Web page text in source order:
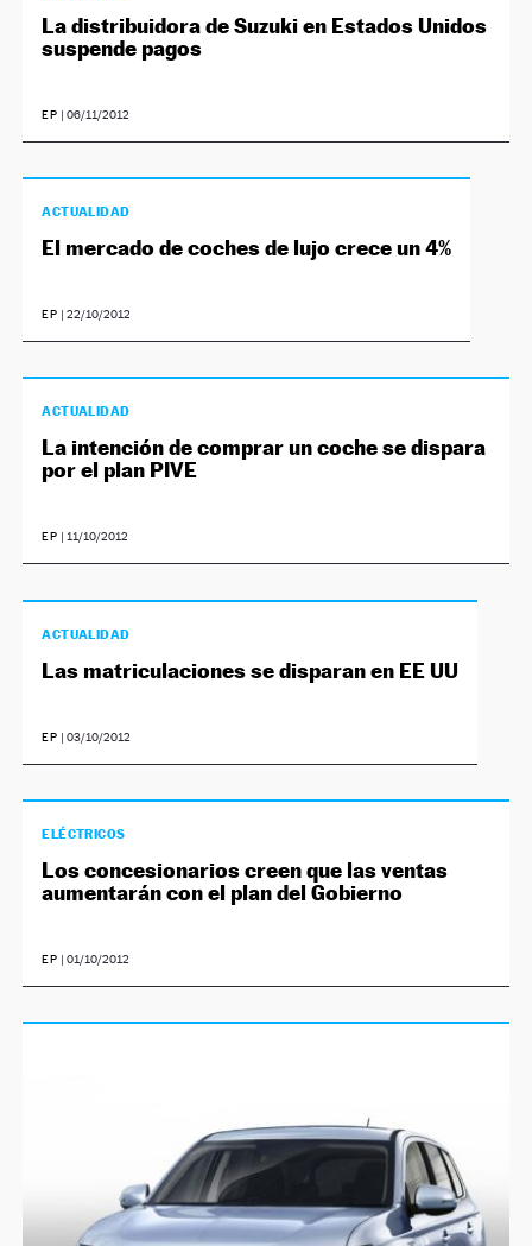
La distribuidora de Suzuki en Estados Unidos
suspende pagos
EP | 06/11/2012
ACTUALIDAD
El mercado de coches de lujo crece un 4%
EP | 22/10/2012
ACTUALIDAD
La intención de comprar un coche se dispara
por el plan PIVE
EP 11/10/2012
ACTUALIDAD
Las matriculaciones se disparan en EE UU
EP | 03/10/2012
ELÉCTRICOS
Los concesionarios creen que las ventas
aumentarán con el plan del Gobierno
EP | 01/10/2012